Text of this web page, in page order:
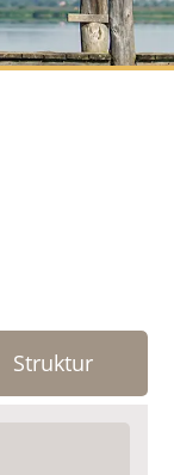
Struktur